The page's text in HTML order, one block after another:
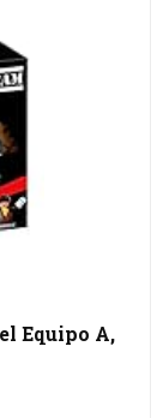
Equipo A,